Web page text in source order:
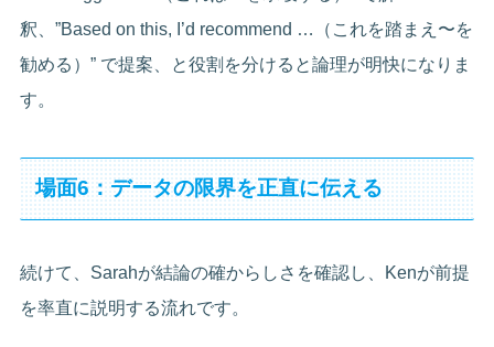
釈、”Based on this, I’d recommend …（これを踏まえ〜を
勧める）” で提案、と役割を分けると論理が明快になりま
す。
場面6：データの限界を正直に伝える
続けて、Sarahが結論の確からしさを確認し、Kenが前提
を率直に説明する流れです。